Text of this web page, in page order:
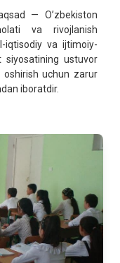
— Oʼzbekiston
va rivojlanish
iqtisodiy va ijtimoiy-
siyosatining ustuvor
oshirish uchun zarur
iboratdir.